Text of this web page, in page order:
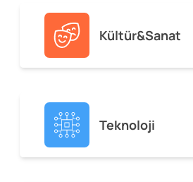
Kültür&Sanat
Teknoloji